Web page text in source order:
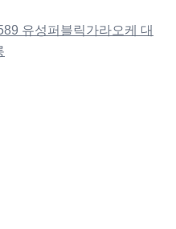
유성퍼블릭가라오케 대